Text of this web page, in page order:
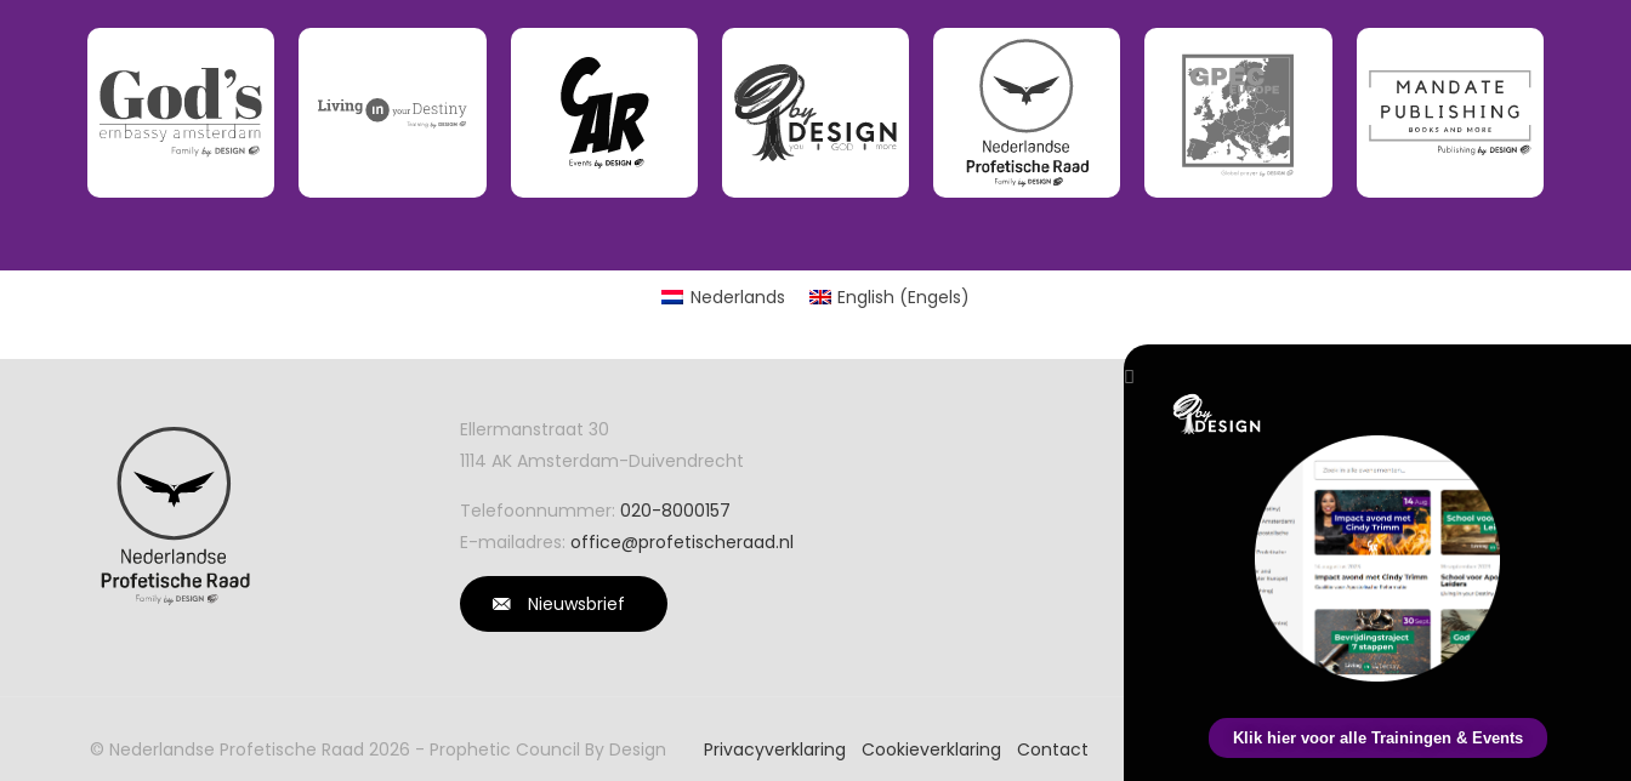
Ellermanstraat 30
1114 AK Amsterdam-Duivendrecht
Telefoonnummer: 020-8000157
E-mailadres: office@profetischeraad.nl
Nieuwsbrief
© Nederlandse Profetische Raad 2026 - Prophetic Council By Design Privacyverklaring Cookieverklaring Contact
Nederlands English (Engels)
Klik hier voor alle Trainingen & Events